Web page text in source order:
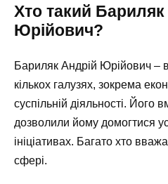
Хто такий Бариляк
Юрійович?
Бариляк Андрій Юрійович –
кількох галузях, зокрема
суспільній діяльності. Його
дозволили йому домогтися
ініціативах. Багато хто
сфері.